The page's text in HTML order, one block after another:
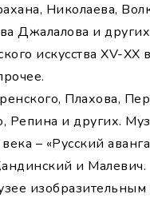
Николаева,
Джалалова и
искусства XV-
Плахова,
Репина и других.
– «Русский
и Малевич.